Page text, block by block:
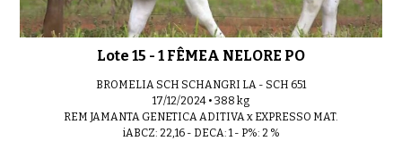
Lote 15 - 1 FÊMEA NELORE PO
BROMELIA SCH SCHANGRI LA - SCH 651
17/12/2024 • 388 kg
REM JAMANTA GENETICA ADITIVA x EXPRESSO MAT.
iABCZ: 22,16 - DECA: 1 - P%: 2 %